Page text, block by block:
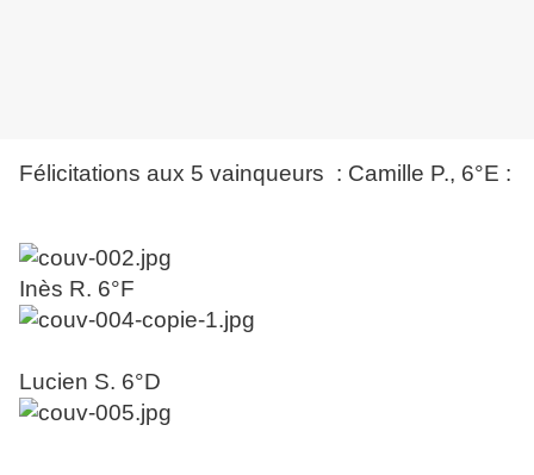
Félicitations aux 5 vainqueurs : Camille P., 6°E :
Inès R. 6°F
Lucien S. 6°D